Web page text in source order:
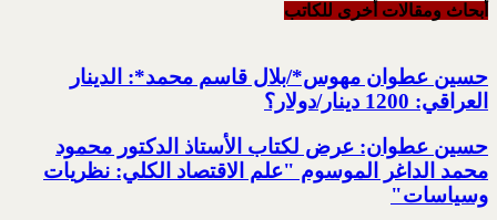
أبحاث ومقالات أخرى للکاتب
حسين عطوان مهوس*/بلال قاسم محمد*: الدينار
العراقي: 1200 دينار/دولار؟
حسين عطوان: عرض لكتاب الأستاذ الدكتور محمود
محمد الداغر الموسوم "علم الاقتصاد الكلي: نظريات
وسياسات"